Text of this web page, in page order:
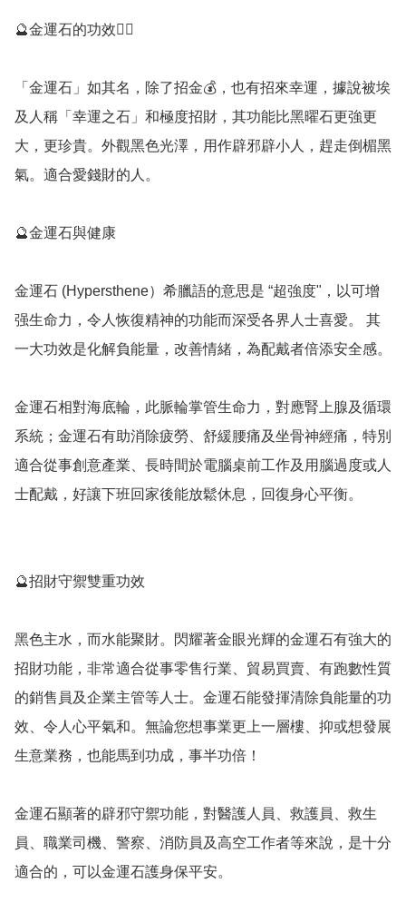
🔮金運石的功效💁‍♀️
「金運石」如其名，除了招金💰，也有招來幸運，據說被埃
及人稱「幸運之石」和極度招財，其功能比黑曜石更強更
大，更珍貴。外觀黑色光澤，用作辟邪辟小人，趕走倒楣黑
氣。適合愛錢財的人。
🔮金運石與健康
金運石 (Hypersthene）希臘語的意思是 “超強度"，以可增
强生命力，令人恢復精神的功能而深受各界人士喜愛。 其
一大功效是化解負能量，改善情緒，為配戴者倍添安全感。
金運石相對海底輪，此脈輪掌管生命力，對應腎上腺及循環
系統；金運石有助消除疲勞、舒緩腰痛及坐骨神經痛，特別
適合從事創意產業、長時間於電腦桌前工作及用腦過度或人
士配戴，好讓下班回家後能放鬆休息，回復身心平衡。
🔮招財守禦雙重功效
黑色主水，而水能聚財。閃耀著金眼光輝的金運石有強大的
招財功能，非常適合從事零售行業、貿易買賣、有跑數性質
的銷售員及企業主管等人士。金運石能發揮清除負能量的功
效、令人心平氣和。無論您想事業更上一層樓、抑或想發展
生意業務，也能馬到功成，事半功倍！
金運石顯著的辟邪守禦功能，對醫護人員、救護員、救生
員、職業司機、警察、消防員及高空工作者等來說，是十分
適合的，可以金運石護身保平安。